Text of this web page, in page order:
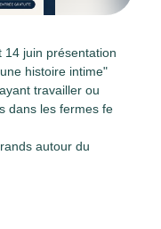
14 juin présentation
histoire intime"
travailler ou
dans les fermes fe
autour du